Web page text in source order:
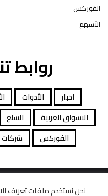
الفوركس
الأسهم
روابط
اخبار الأدوات
الاسواق العربية
السلع
الفوركس
شركات
جميع الحقوق
نحن نستخدم ملفات تعريف